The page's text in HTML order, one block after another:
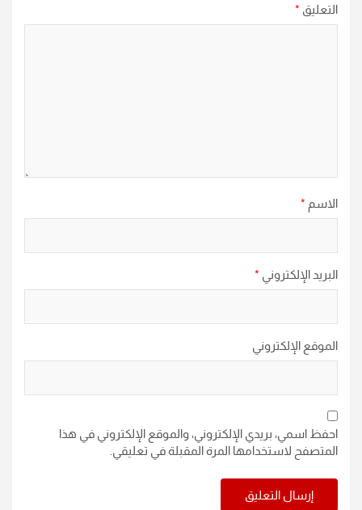
التعليق *
الاسم *
البريد الإلكتروني *
الموقع الإلكتروني
احفظ اسمي، بريدي الإلكتروني، والموقع الإلكتروني في هذا
المتصفح لاستخدامها المرة المقبلة في تعليقي.